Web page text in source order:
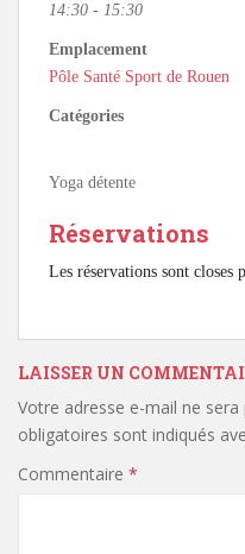
14:30 - 15:30
Emplacement
Pôle Santé Sport de Rouen
Catégories
Yoga détente
Réservations
Les réservations sont closes
LAISSER UN
Votre adresse e-mail ne sera
obligatoires sont indiqués
Commentaire *